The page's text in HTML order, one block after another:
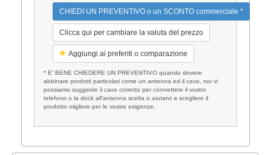
CHIEDI UN PREVENTIVO o un SCONTO commerciale *
Clicca qui per cambiare la valuta del prezzo
Aggiungi ai preferiti o comparazione
* E' BENE CHIEDERE UN PREVENTIVO quando dovete
abbinare prodotti particolari come un antenna ed il cavo, noi vi
possiamo suggerire il cavo corretto per connettere il vostro
telefono o la dock all'antenna scelta o aiutarvi a scegliere il
prodotto migliore per le vostre esigenze.